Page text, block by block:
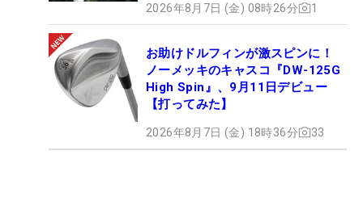
2026年8月7日 (金) 08時26分 1
お助けドルフィンが激スピンに！
ノーメッキのキャスコ『DW-125G
High Spin』、9月11日デビュー
【打ってみた】
2026年8月7日 (金) 18時36分 33